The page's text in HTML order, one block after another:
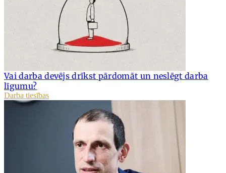
Vai darba devējs drīkst pārdomāt un neslēgt darba
līgumu?
Darba tiesības